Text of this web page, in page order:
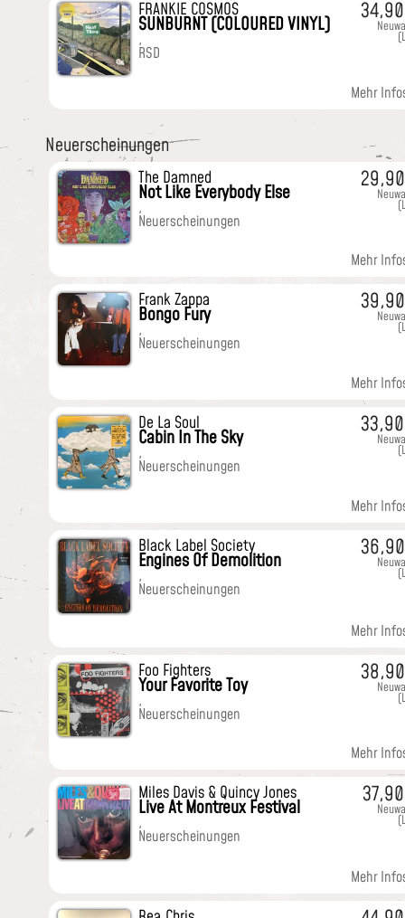
FRANKIE COSMOS
SUNBURNT (COLOURED VINYL)
,
RSD
Mehr
Neuerscheinungen
The Damned
Not Like Everybody Else
,
Neuerscheinungen
Mehr
Frank Zappa
Bongo Fury
,
Neuerscheinungen
Mehr
De La Soul
Cabin In The Sky
,
Neuerscheinungen
Mehr
Black Label Society
Engines Of Demolition
,
Neuerscheinungen
Mehr
Foo Fighters
Your Favorite Toy
,
Neuerscheinungen
Mehr
Miles Davis & Quincy Jones
Live At Montreux Festival
,
Neuerscheinungen
Mehr